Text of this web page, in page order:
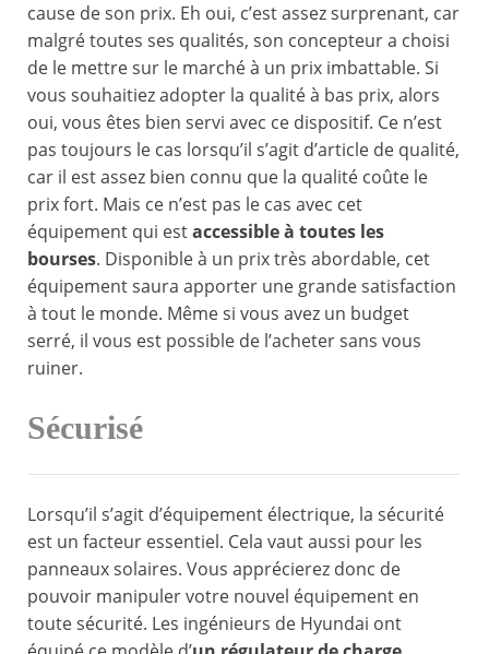
cause de son prix. Eh oui, c’est assez surprenant, car
malgré toutes ses qualités, son concepteur a choisi
de le mettre sur le marché à un prix imbattable. Si
vous souhaitiez adopter la qualité à bas prix, alors
oui, vous êtes bien servi avec ce dispositif. Ce n’est
pas toujours le cas lorsqu’il s’agit d’article de qualité,
car il est assez bien connu que la qualité coûte le
prix fort. Mais ce n’est pas le cas avec cet
équipement qui estaccessible à toutes les
bourses. Disponible à un prix très abordable, cet
équipement saura apporter une grande satisfaction
à tout le monde. Même si vous avez un budget
serré, il vous est possible de l’acheter sans vous
ruiner.
Sécurisé
Lorsqu’il s’agit d’équipement électrique, la sécurité
est un facteur essentiel. Cela vaut aussi pour les
panneaux solaires. Vous apprécierez donc de
pouvoir manipuler votre nouvel équipement en
toute sécurité. Les ingénieurs de Hyundai ont